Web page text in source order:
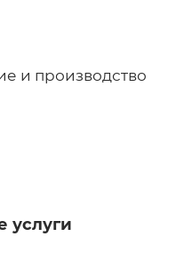
и производство
услуги